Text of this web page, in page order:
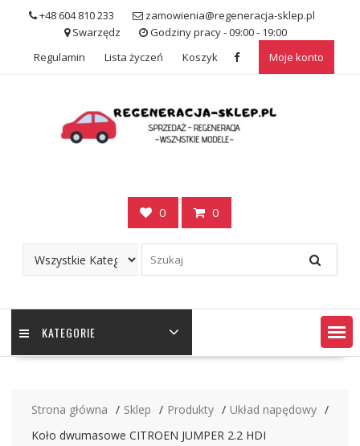
+48 604 810 233
zamowienia@regeneracja-sklep.pl
Swarzędz
Godziny pracy - 09:00 - 19:00
Regulamin
Lista życzeń Koszyk Moje konto
0 0
KATEGORIE
Strona główna Sklep Produkty
Układ napędowy
Koło dwumasowe CITROEN JUMPER 2.2 HDI